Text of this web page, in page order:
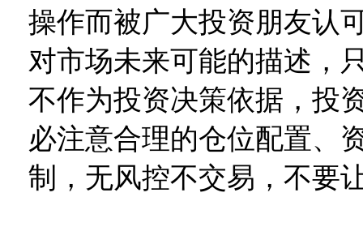
操作而被广大投资朋友认
对市场未来可能的描述，
不作为投资决策依据，投
必注意合理的仓位配置、
制，无风控不交易，不要